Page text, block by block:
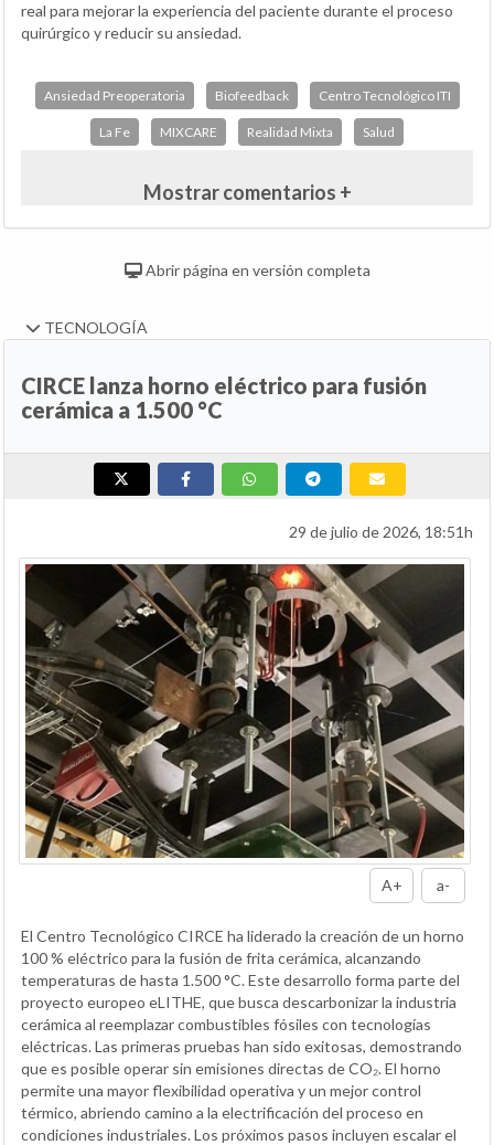
real para mejorar la experiencia del paciente durante el proceso
quirúrgico y reducir su ansiedad.
Ansiedad Preoperatoria Biofeedback Centro Tecnológico ITI
La Fe MIXCARE Realidad Mixta Salud
Mostrar comentarios +
Abrir página en versión completa
TECNOLOGÍA
CIRCE lanza horno eléctrico para fusión
cerámica a 1.500 °C
29 de julio de 2026, 18:51h
A+ a-
El Centro Tecnológico CIRCE ha liderado la creación de un horno
100 % eléctrico para la fusión de frita cerámica, alcanzando
temperaturas de hasta 1.500 °C. Este desarrollo forma parte del
proyecto europeo eLITHE, que busca descarbonizar la industria
cerámica al reemplazar combustibles fósiles con tecnologías
eléctricas. Las primeras pruebas han sido exitosas, demostrando
que es posible operar sin emisiones directas de CO₂. El horno
permite una mayor flexibilidad operativa y un mejor control
térmico, abriendo camino a la electrificación del proceso en
condiciones industriales. Los próximos pasos incluyen escalar el